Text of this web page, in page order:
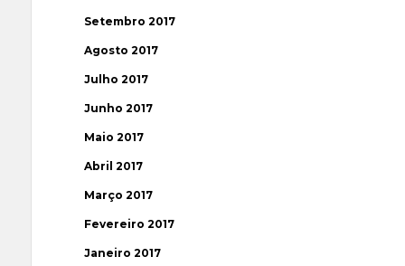
Setembro 2017
Agosto 2017
Julho 2017
Junho 2017
Maio 2017
Abril 2017
Março 2017
Fevereiro 2017
Janeiro 2017